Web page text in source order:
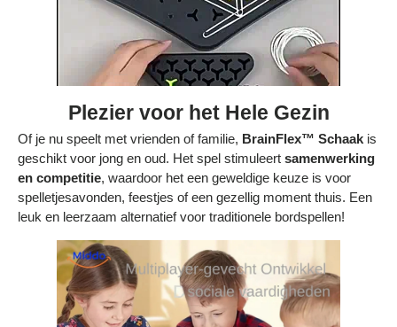
Plezier voor het Hele Gezin
Of je nu speelt met vrienden of familie, BrainFlex™ Schaak is
geschikt voor jong en oud. Het spel stimuleert samenwerking
en competitie, waardoor het een geweldige keuze is voor
spelletjesavonden, feestjes of een gezellig moment thuis. Een
leuk en leerzaam alternatief voor traditionele bordspellen!